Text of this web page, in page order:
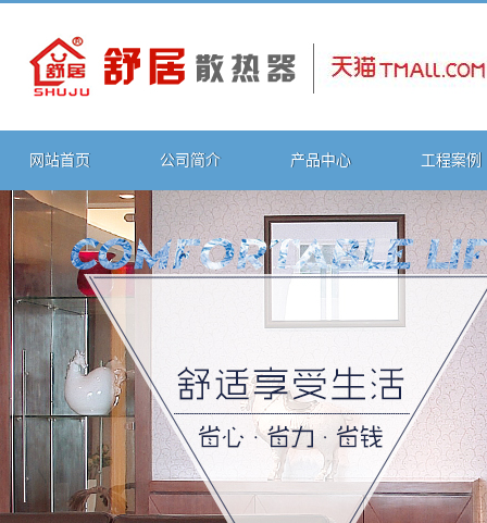
网站首页 公司简介 产品中心 工程案例